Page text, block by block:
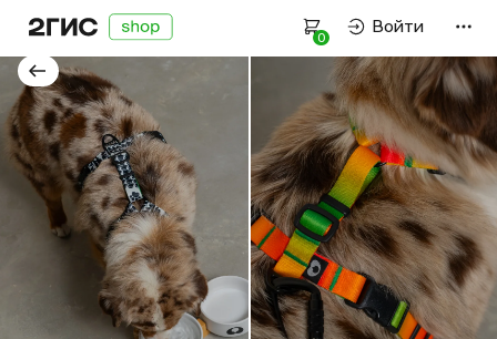
0
Войти
Оплата и доставка
Как подобрать размер
Политика конфиденциальности
Пользовательское соглашение
Связаться с нами
Работаем пн–пт —9:00–18:00
+7 923 107-61-59